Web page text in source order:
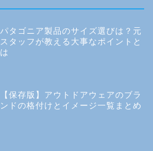
パタゴニア製品のサイズ選びは？元
スタッフが教える大事なポイントと
は
【保存版】アウトドアウェアのブラ
ンドの格付けとイメージ一覧まとめ